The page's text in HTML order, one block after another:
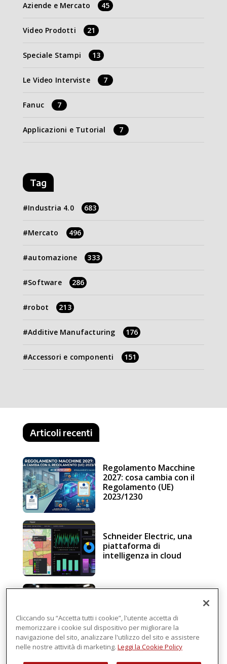
Aziende e Mercato 45
Video Prodotti 21
Speciale Stampi 13
Le Video Interviste 7
Fanuc 7
Applicazioni e Tutorial 7
Tag
Industria 4.0 683
Mercato 496
automazione 333
Software 286
robot 213
Additive Manufacturing 176
Accessori e componenti 151
Articoli recenti
Regolamento Macchine
2027: cosa cambia con il
Regolamento (UE)
2023/1230
Schneider Electric, una
piattaforma di
intelligenza in cloud
Regolamento macchine
Cliccando su “Accetta tutti i cookie”, l'utente accetta di
memorizzare i cookie sul dispositivo per migliorare la
navigazione del sito, analizzare l'utilizzo del sito e assistere
nelle nostre attività di marketing. Leggi la Cookie Policy